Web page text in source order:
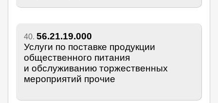
40. 56.21.19.000
Услуги по поставке продукции
общественного питания
и обслуживанию торжественных
мероприятий прочие